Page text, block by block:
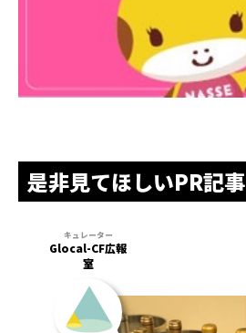
是非見てほしいPR記事
Glocal-CF広報
室